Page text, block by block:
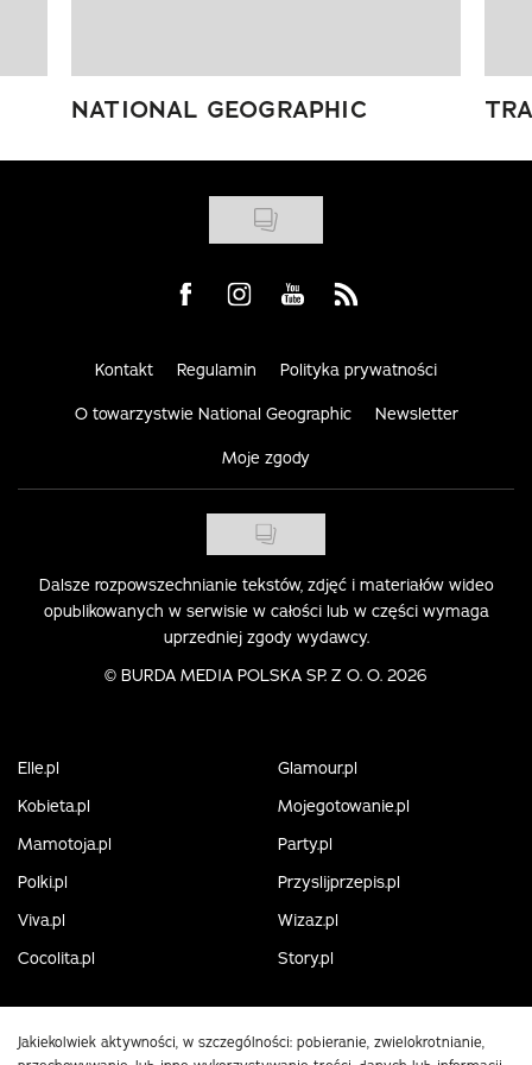
NATIONAL GEOGRAPHIC
Visit us on Facebook
Visit us on Instagram
Visit us on Youtube
Visit us on Rss
Kontakt Regulamin Polityka prywatności
O towarzystwie National Geographic Newsletter
Moje zgody
Dalsze rozpowszechnianie tekstów, zdjęć i materiałów wideo
opublikowanych w serwisie w całości lub w części wymaga
uprzedniej zgody wydawcy.
© BURDA MEDIA POLSKA SP. Z O. O. 2026
Elle.pl
Glamour.pl
Kobieta.pl
Mojegotowanie.pl
Mamotoja.pl
Party.pl
Polki.pl
Przyslijprzepis.pl
Viva.pl
Wizaz.pl
Cocolita.pl
Story.pl
Jakiekolwiek aktywności, w szczególności: pobieranie, zwielokrotnianie,